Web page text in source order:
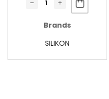
Brands
SILIKON